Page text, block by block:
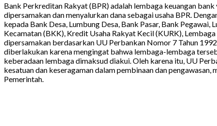
Bank Perkreditan Rakyat (BPR) adalah lembaga keuangan
dipersamakan dan menyalurkan dana sebagai usaha BPR.
kepada Bank Desa, Lumbung Desa, Bank Pasar, Bank
Kecamatan (BKK), Kredit Usaha Rakyat Kecil (KURK),
dipersamakan berdasarkan UU Perbankan Nomor 7 Tahun
diberlakukan karena mengingat bahwa lembaga-lembaga
keberadaan lembaga dimaksud diakui. Oleh karena itu, UU
kesatuan dan keseragaman dalam pembinaan dan
Pemerintah.